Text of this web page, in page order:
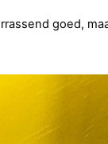
goed,